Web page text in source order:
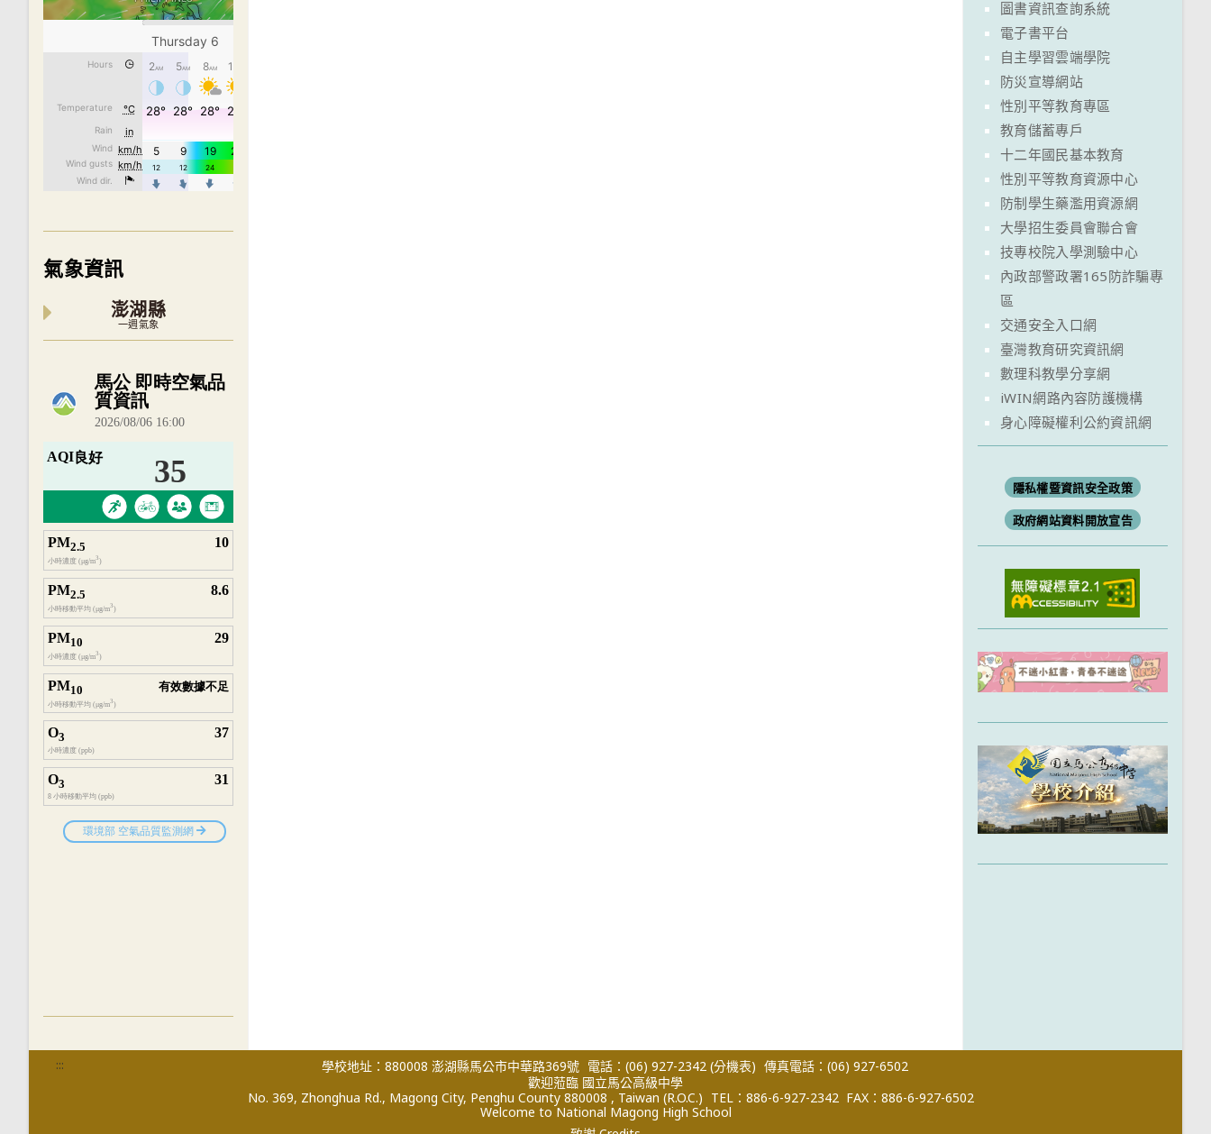
氣象資訊
澎湖縣
一週氣象
內嵌空氣品質小工具為視覺預覽，完整即時空氣品質資料請開啟
圖書資訊查詢系統
電子書平台
自主學習雲端學院
防災宣導網站
性別平等教育專區
教育儲蓄專戶
十二年國民基本教育
性別平等教育資源中心
防制學生藥濫用資源網
大學招生委員會聯合會
技專校院入學測驗中心
內政部警政署165防詐騙專
區
交通安全入口網
臺灣教育研究資訊網
數理科教學分享網
iWIN網路內容防護機構
身心障礙權利公約資訊網
隱私權暨資訊安全政策
政府網站資料開放宣告
::: 學校地址：880008 澎湖縣馬公市中華路369號 電話：(06) 927-2342 (分機表) 傳真電話：(06) 927-6502
歡迎蒞臨 國立馬公高級中學
No. 369, Zhonghua Rd., Magong City, Penghu County 880008 , Taiwan (R.O.C.) TEL：886-6-927-2342 FAX：886-6-927-6502
Welcome to National Magong High School